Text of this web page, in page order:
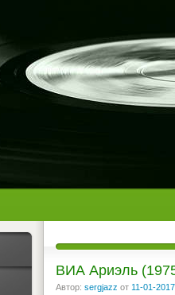
ВИА Ариэль
Автор: sergjazz от 11-01-